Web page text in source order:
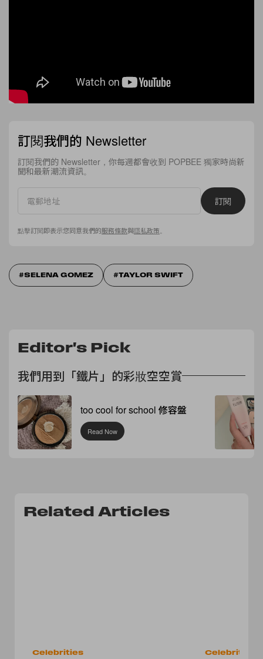
訂閱我們的 Newsletter
訂閱我們的 Newsletter，你每週都會收到 POPBEE 獨家時尚新
聞和最新潮流資訊。
訂閱
點擊訂閱即表示您同意我們的服務條款與隱私政策
SELENA GOMEZ TAYLOR SWIFT
Editor's Pick
我們用到「鐵片」的彩妝空空賞
too cool for school 修容盤
Read Now
Related Articles
Celebrities Celebrities